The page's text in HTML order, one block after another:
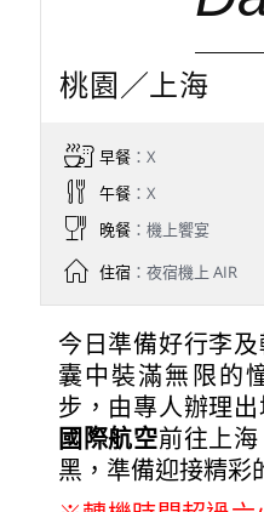
桃園／上海
早餐：X
午餐：X
晚餐：機上饗宴
住宿：夜宿機上 AIR
今日準備好行李
囊中裝滿無限的
步，由專人辦理
國際航空前往上
黑，準備迎接精彩